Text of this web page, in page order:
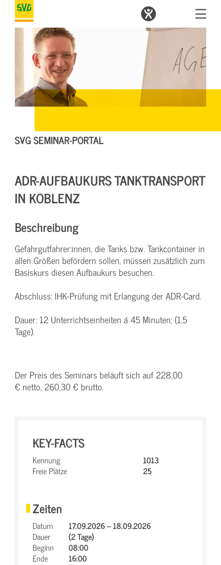
SVG SEMINAR-PORTAL
ADR-AUFBAUKURS TANKTRANSPORT
IN KOBLENZ
Beschreibung
Gefahrgutfahrer:innen, die Tanks bzw. Tankcontainer in
allen Größen befördern sollen, müssen zusätzlich zum
Basiskurs diesen Aufbaukurs besuchen.
Abschluss: IHK-Prüfung mit Erlangung der ADR-Card.
Dauer: 12 Unterrichtseinheiten á 45 Minuten; (1,5
Tage).
Der Preis des Seminars beläuft sich auf 228,00
€ netto, 260,30 € brutto.
KEY-FACTS
Kennung
1013
Freie Plätze
25
Zeiten
Datum
17.09.2026 – 18.09.2026
Dauer
(2 Tage)
Beginn
08:00
Ende
16:00